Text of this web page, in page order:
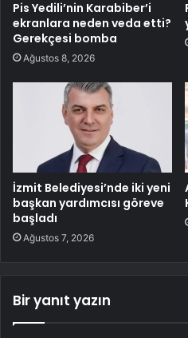
Pis Yedili’nin Karabiber’i
ekranlara neden veda etti?
Gerekçesi bomba
Ağustos 8, 2026
İzmit Belediyesi’nde iki yeni
başkan yardımcısı göreve
başladı
Ağustos 7, 2026
Bir yanıt yazın